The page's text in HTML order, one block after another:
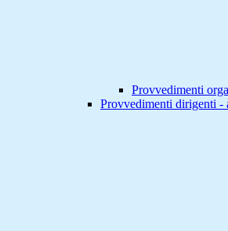
Provvedimenti
Provvedimenti dirigenti -